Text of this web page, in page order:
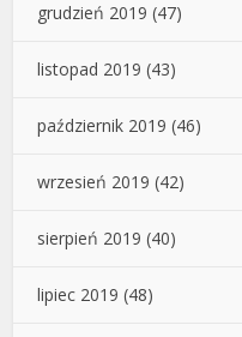
grudzień 2019 (47)
listopad 2019 (43)
październik 2019 (46)
wrzesień 2019 (42)
sierpień 2019 (40)
lipiec 2019 (48)